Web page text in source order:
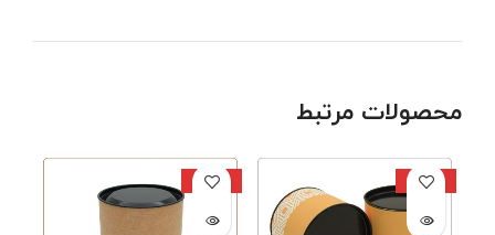
محصولات مرتبط
ناموجود ناموجود